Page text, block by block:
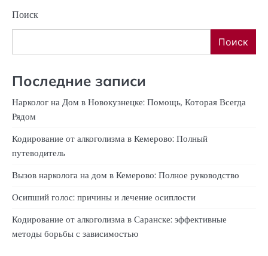
Поиск
Поиск
Последние записи
Нарколог на Дом в Новокузнецке: Помощь, Которая Всегда
Рядом
Кодирование от алкоголизма в Кемерово: Полный
путеводитель
Вызов нарколога на дом в Кемерово: Полное руководство
Осипший голос: причины и лечение осиплости
Кодирование от алкоголизма в Саранске: эффективные
методы борьбы с зависимостью